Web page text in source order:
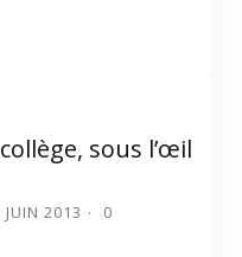
sous l’œil
JUIN 2013
0